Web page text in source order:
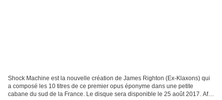
Shock Machine est la nouvelle création de James Righton (Ex-Klaxons) qui
a composé les 10 titres de ce premier opus éponyme dans une petite
cabane du sud de la France. Le disque sera disponible le 25 août 2017. Afin